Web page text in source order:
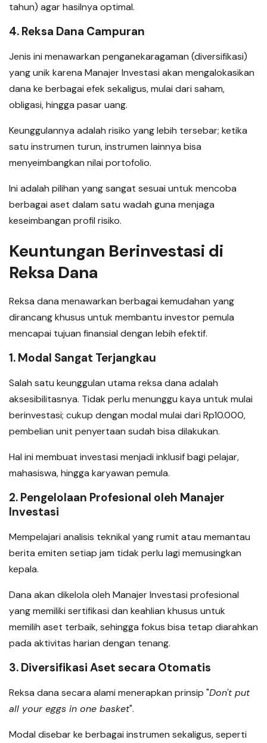
tahun) agar hasilnya optimal.
4. Reksa Dana Campuran
Jenis ini menawarkan penganekaragaman (diversifikasi)
yang unik karena Manajer Investasi akan mengalokasikan
dana ke berbagai efek sekaligus, mulai dari saham,
obligasi, hingga pasar uang.
Keunggulannya adalah risiko yang lebih tersebar; ketika
satu instrumen turun, instrumen lainnya bisa
menyeimbangkan nilai portofolio.
Ini adalah pilihan yang sangat sesuai untuk mencoba
berbagai aset dalam satu wadah guna menjaga
keseimbangan profil risiko.
Keuntungan Berinvestasi di
Reksa Dana
Reksa dana menawarkan berbagai kemudahan yang
dirancang khusus untuk membantu investor pemula
mencapai tujuan finansial dengan lebih efektif.
1. Modal Sangat Terjangkau
Salah satu keunggulan utama reksa dana adalah
aksesibilitasnya. Tidak perlu menunggu kaya untuk mulai
berinvestasi; cukup dengan modal mulai dari Rp10.000,
pembelian unit penyertaan sudah bisa dilakukan.
Hal ini membuat investasi menjadi inklusif bagi pelajar,
mahasiswa, hingga karyawan pemula.
2. Pengelolaan Profesional oleh Manajer
Investasi
Mempelajari analisis teknikal yang rumit atau memantau
berita emiten setiap jam tidak perlu lagi memusingkan
kepala.
Dana akan dikelola oleh Manajer Investasi profesional
yang memiliki sertifikasi dan keahlian khusus untuk
memilih aset terbaik, sehingga fokus bisa tetap diarahkan
pada aktivitas harian dengan tenang.
3. Diversifikasi Aset secara Otomatis
Reksa dana secara alami menerapkan prinsip "Don't put
all your eggs in one basket".
Modal disebar ke berbagai instrumen sekaligus, seperti